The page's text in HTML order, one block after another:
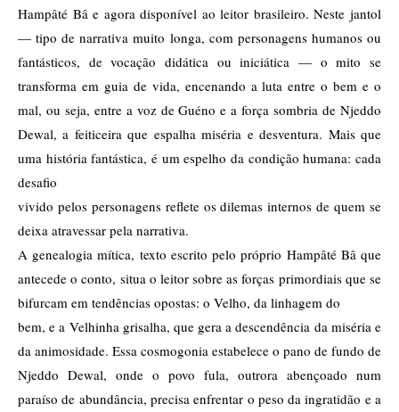
Hampâté Bâ e agora disponível ao leitor brasileiro. Neste jantol
— tipo de narrativa muito longa, com personagens humanos ou
fantásticos, de vocação didática ou iniciática — o mito se
transforma em guia de vida, encenando a luta entre o bem e o
mal, ou seja, entre a voz de Guéno e a força sombria de Njeddo
Dewal, a feiticeira que espalha miséria e desventura. Mais que
uma história fantástica, é um espelho da condição humana: cada
desafio
vivido pelos personagens reflete os dilemas internos de quem se
deixa atravessar pela narrativa.
A genealogia mítica, texto escrito pelo próprio Hampâté Bâ que
antecede o conto, situa o leitor sobre as forças primordiais que se
bifurcam em tendências opostas: o Velho, da linhagem do
bem, e a Velhinha grisalha, que gera a descendência da miséria e
da animosidade. Essa cosmogonia estabelece o pano de fundo de
Njeddo Dewal, onde o povo fula, outrora abençoado num
paraíso de abundância, precisa enfrentar o peso da ingratidão e a